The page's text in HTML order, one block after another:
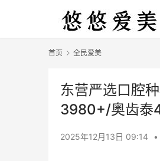
首页 全民爱美
东营严选口腔
3980+/奥齿泰
2025年12月13日 09:14 •